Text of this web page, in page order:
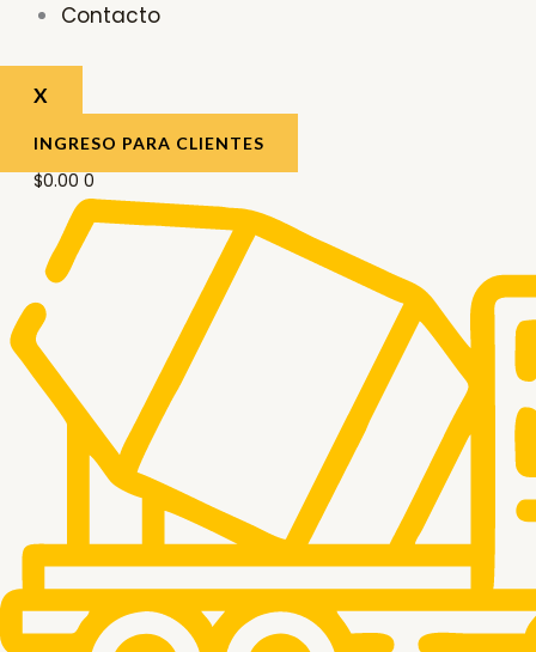
Contacto
X
INGRESO PARA CLIENTES
$0.00 0